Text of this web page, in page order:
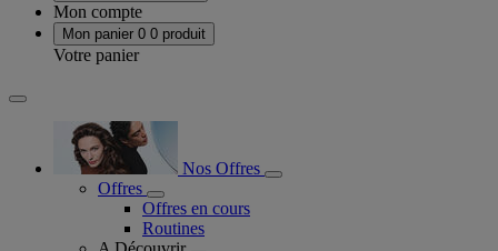
Mon compte
Mon panier 0 0 produit
Votre panier
Nos Offres
Offres
Offres en cours
Routines